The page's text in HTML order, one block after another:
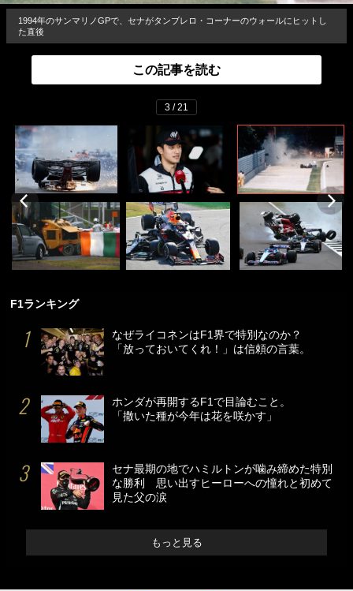
1994年のサンマリノGPで、セナがタンブレロ・コーナーのウォールにヒットし
た直後
この記事を読む
3 / 21
F1ランキング
なぜライコネンはF1界で特別なのか？
「放っておいてくれ！」は信頼の言葉。
ホンダが再開するF1で目論むこと。
「撒いた種が今年は花を咲かす」
セナ最期の地でハミルトンが噛み締めた特別
な勝利 思い出すヒーローへの憧れと初めて
見た父の涙
もっと見る